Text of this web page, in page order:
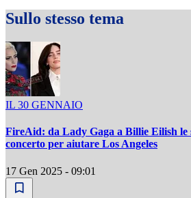
Sullo stesso tema
IL 30 GENNAIO
FireAid: da Lady Gaga a Billie Eilish le
concerto per aiutare Los Angeles
17 Gen 2025 - 09:01